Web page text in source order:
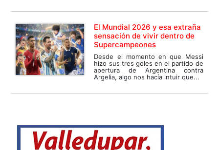
El Mundial 2026 y esa extraña
sensación de vivir dentro de
Supercampeones
Desde el momento en que Messi
hizo sus tres goles en el partido de
apertura de Argentina contra
Argelia, algo nos hacía intuir que...